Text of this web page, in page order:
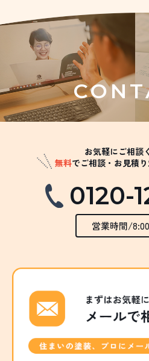
お気軽にご相談
無料でご相談・お見積り
0120-
営業時間/